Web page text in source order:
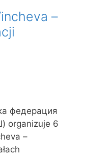
–
федерация
organizuje 6
–